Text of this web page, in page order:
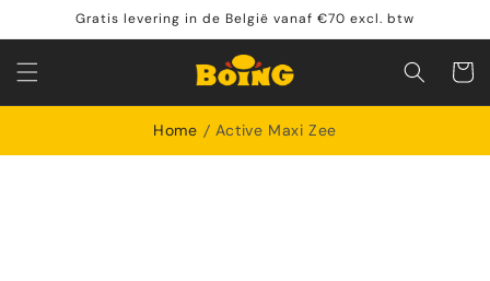
naar de
content
Gratis levering in de België vanaf €70 excl. btw
Home Active Maxi Zee